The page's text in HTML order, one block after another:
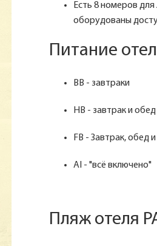
Есть 8 номеров
оборудованы
Питание
BB - завтраки
HB - завтрак и обед
FB - Завтрак, обед
AI - "всё включено"
Пляж отеля